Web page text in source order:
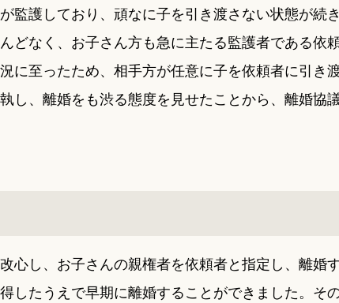
監護しており、頑なに子を引き渡さない状態が続
どなく、お子さん方も急に主たる監護者である依
に至ったため、相手方が任意に子を依頼者に引き
し、離婚をも渋る態度を見せたことから、離婚協
心し、お子さんの親権者を依頼者と指定し、離婚
したうえで早期に離婚することができました。そ